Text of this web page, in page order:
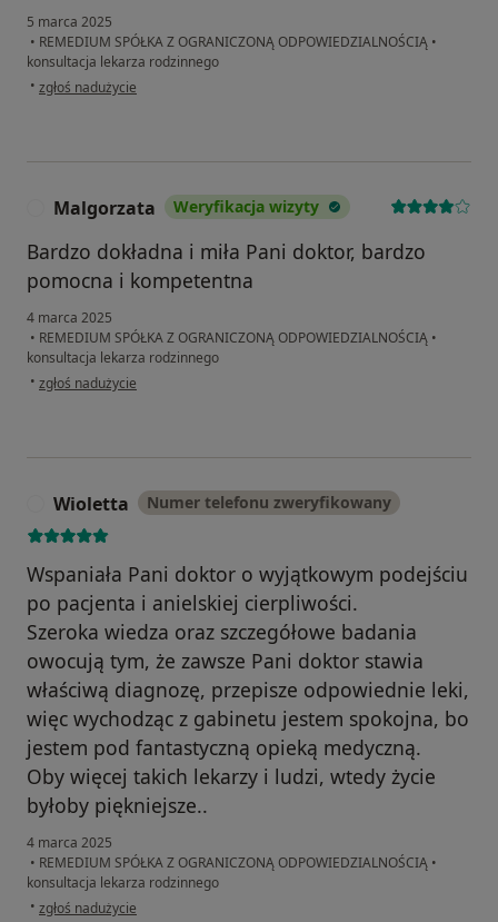
5 marca 2025
• REMEDIUM SPÓŁKA Z OGRANICZONĄ ODPOWIEDZIALNOŚCIĄ •
konsultacja lekarza rodzinnego
• w opinii użytkownika Daniela Szeremeta
zgłoś nadużycie
Malgorzata Weryfikacja wizyty
Bardzo dokładna i miła Pani doktor, bardzo
pomocna i kompetentna
4 marca 2025
• REMEDIUM SPÓŁKA Z OGRANICZONĄ ODPOWIEDZIALNOŚCIĄ •
konsultacja lekarza rodzinnego
• w opinii użytkownika Malgorzata
zgłoś nadużycie
Wioletta Numer telefonu zweryfikowany
Wspaniała Pani doktor o wyjątkowym podejściu
po pacjenta i anielskiej cierpliwości.
Szeroka wiedza oraz szczegółowe badania
owocują tym, że zawsze Pani doktor stawia
właściwą diagnozę, przepisze odpowiednie leki,
więc wychodząc z gabinetu jestem spokojna, bo
jestem pod fantastyczną opieką medyczną.
Oby więcej takich lekarzy i ludzi, wtedy życie
byłoby piękniejsze..
4 marca 2025
• REMEDIUM SPÓŁKA Z OGRANICZONĄ ODPOWIEDZIALNOŚCIĄ •
konsultacja lekarza rodzinnego
• w opinii użytkownika Wioletta
zgłoś nadużycie